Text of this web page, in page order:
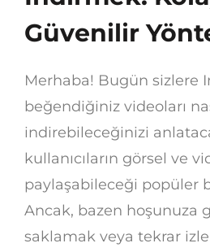
Güvenilir
Merhaba! Bugün sizlere
beğendiğiniz videoları
indirebileceğinizi
kullanıcıların görsel ve
paylaşabileceği popüler
Ancak, bazen hoşunuza
saklamak veya tekrar